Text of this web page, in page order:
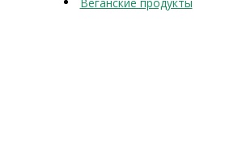
Веганские продукты